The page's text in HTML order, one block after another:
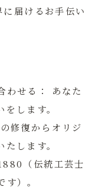
届けるお手伝い
わせる：
あなた
します。
修復からオリジ
します。
（伝統工芸士
）。